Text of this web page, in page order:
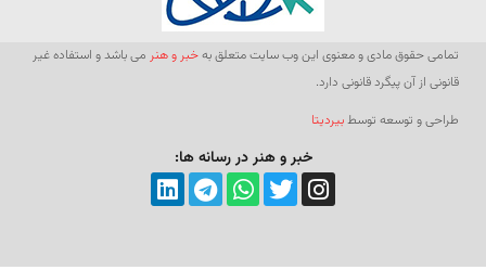
تمامی حقوق مادی و معنوی این وب سایت متعلق بهخبر و هنر می باشد و استفاده غیر
قانونی از آن پیگرد قانونی دارد.
طراحی و توسعه توسطبیردیتا
خبر و هنر در رسانه ها: